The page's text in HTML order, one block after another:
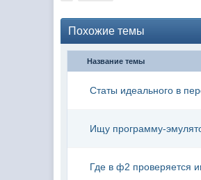
Похожие темы
Название темы
Статы идеального в
Ищу программу-
Где в ф2 проверяется